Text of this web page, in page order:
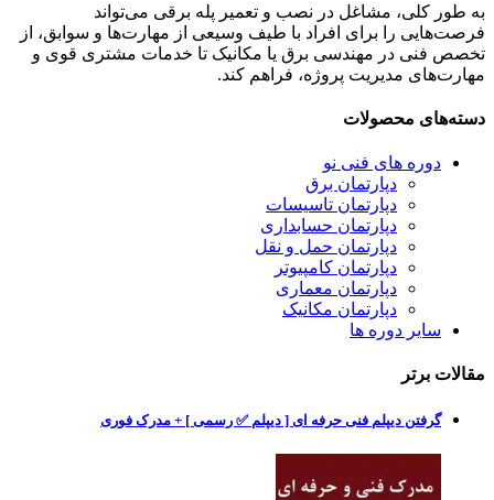
به طور کلی، مشاغل در نصب و تعمیر پله برقی می‌تواند
فرصت‌هایی را برای افراد با طیف وسیعی از مهارت‌ها و سوابق، از
تخصص فنی در مهندسی برق یا مکانیک تا خدمات مشتری قوی و
مهارت‌های مدیریت پروژه، فراهم کند.
دسته‌های محصولات
دوره های فنی نو
دپارتمان برق
دپارتمان تاسیسات
دپارتمان حسابداری
دپارتمان حمل و نقل
دپارتمان کامپیوتر
دپارتمان معماری
دپارتمان مکانیک
سایر دوره ها
مقالات برتر
گرفتن دیپلم فنی حرفه ای [ دیپلم ✅ رسمی ] + مدرک فوری